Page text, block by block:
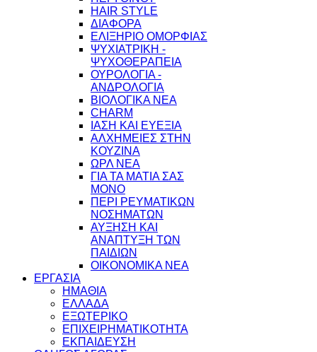
HAIR STYLE
ΔΙΑΦΟΡΑ
ΕΛΙΞΗΡΙΟ ΟΜΟΡΦΙΑΣ
ΨΥΧΙΑΤΡΙΚΗ -
ΨΥΧΟΘΕΡΑΠΕΙΑ
ΟΥΡΟΛΟΓΙΑ -
ΑΝΔΡΟΛΟΓΙΑ
ΒΙΟΛΟΓΙΚΑ ΝΕΑ
CHARM
ΙΑΣΗ ΚΑΙ ΕΥΕΞΙΑ
ΑΛΧΗΜΕΙΕΣ ΣΤΗΝ
ΚΟΥΖΙΝΑ
ΩΡΛ ΝEA
ΓΙΑ ΤΑ ΜΑΤΙΑ ΣΑΣ
ΜΟΝΟ
ΠΕΡΙ ΡΕΥΜΑΤΙΚΩΝ
ΝΟΣΗΜΑΤΩΝ
ΑΥΞΗΣΗ ΚΑΙ
ΑΝΑΠΤΥΞΗ ΤΩΝ
ΠΑΙΔΙΩΝ
ΟΙΚΟΝΟΜΙΚΑ ΝΕΑ
ΕΡΓΑΣΙΑ
ΗΜΑΘΙΑ
ΕΛΛΑΔΑ
ΕΞΩΤΕΡΙΚΟ
ΕΠΙΧΕΙΡΗΜΑΤΙΚΟΤΗΤΑ
ΕΚΠΑΙΔΕΥΣΗ